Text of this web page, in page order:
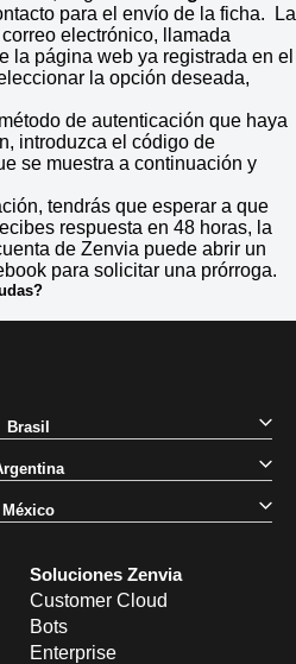
para el envío de la ficha. La
electrónico, llamada
la página web ya registrada en el
la opción deseada,
de autenticación que haya
introduzca el código de
se muestra a continuación y
tendrás que esperar a que
respuesta en 48 horas, la
de Zenvia puede abrir un
para solicitar una prórroga.
Soluciones Zenvia
Customer Cloud
Bots
Enterprise
Brasil
México